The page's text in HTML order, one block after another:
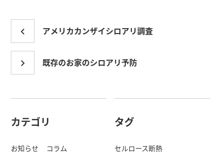
投
稿
ナ
ー
navigate_next 既存のお家のシロアリ予防
navigate_before アメリカカンザイシロアリ調査
カテゴリ
お知らせ
コラム
タグ
セルロース断熱